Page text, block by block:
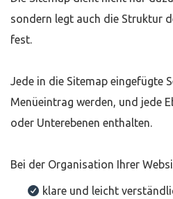
sondern legt auch die Struktur
fest.
Jede in die Sitemap eingefügte
Menüeintrag werden, und jede
oder Unterebenen enthalten.
Bei der Organisation Ihrer
klare und leicht